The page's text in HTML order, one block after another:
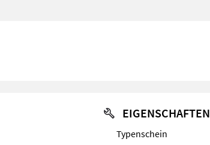
EIGENSCHAFTEN
Typenschein